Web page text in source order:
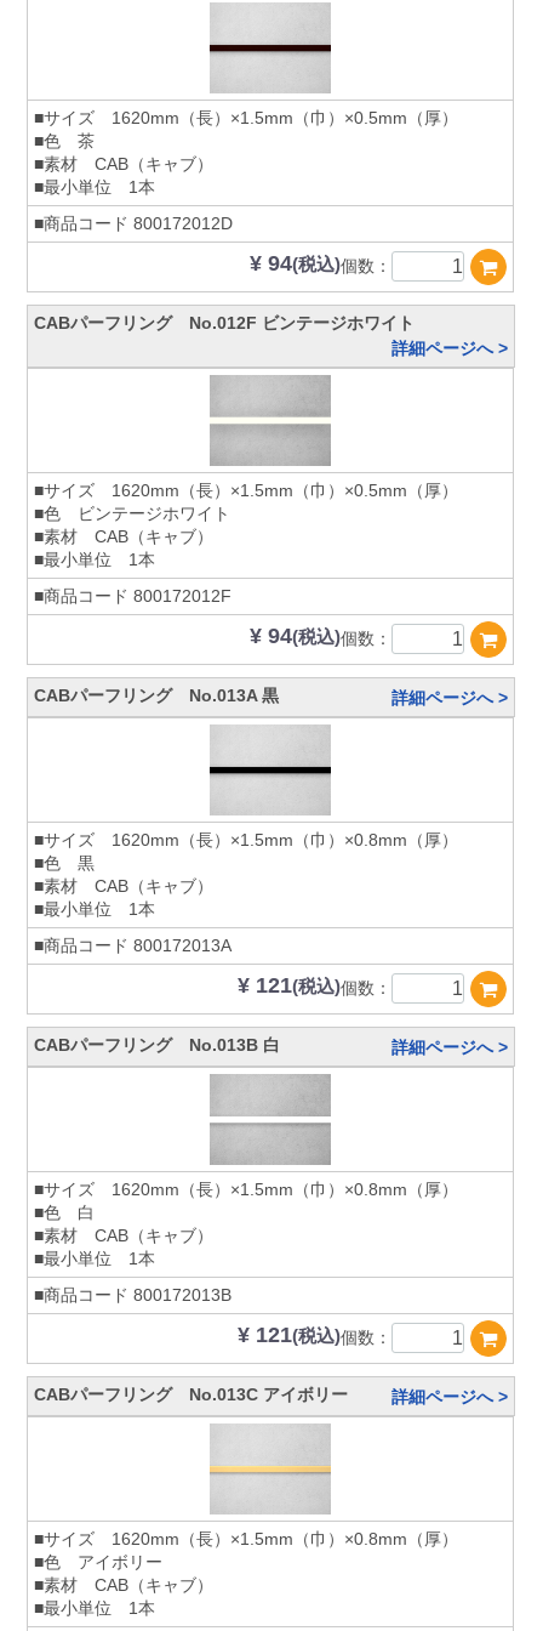
■サイズ 1620mm（長）×1.5mm（巾）×0.5mm（厚）
■色 茶
■素材 CAB（キャブ）
■最小単位 1本
■商品コード 800172012D
¥ 94(税込)個数：
CABパーフリング No.012F ビンテージホワイト
詳細ページへ >
■サイズ 1620mm（長）×1.5mm（巾）×0.5mm（厚）
■色 ビンテージホワイト
■素材 CAB（キャブ）
■最小単位 1本
■商品コード 800172012F
¥ 94(税込)個数：
CABパーフリング No.013A 黒 詳細ページへ >
■サイズ 1620mm（長）×1.5mm（巾）×0.8mm（厚）
■色 黒
■素材 CAB（キャブ）
■最小単位 1本
■商品コード 800172013A
¥ 121(税込)個数：
CABパーフリング No.013B 白 詳細ページへ >
■サイズ 1620mm（長）×1.5mm（巾）×0.8mm（厚）
■色 白
■素材 CAB（キャブ）
■最小単位 1本
■商品コード 800172013B
¥ 121(税込)個数：
CABパーフリング No.013C アイボリー 詳細ページへ >
■サイズ 1620mm（長）×1.5mm（巾）×0.8mm（厚）
■色 アイボリー
■素材 CAB（キャブ）
■最小単位 1本